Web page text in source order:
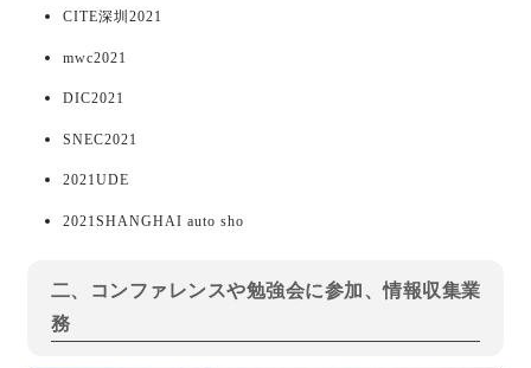
CITE深圳2021
mwc2021
DIC2021
SNEC2021
2021UDE
2021SHANGHAI auto sho
二、コンファレンスや勉強会に参加、情報収集業
務